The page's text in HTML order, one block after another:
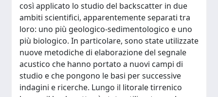
così applicato lo studio del backscatter in due
ambiti scientifici, apparentemente separati tra
loro: uno più geologico-sedimentologico e uno
più biologico. In particolare, sono state utilizzate
nuove metodiche di elaborazione del segnale
acustico che hanno portato a nuovi campi di
studio e che pongono le basi per successive
indagini e ricerche. Lungo il litorale tirrenico